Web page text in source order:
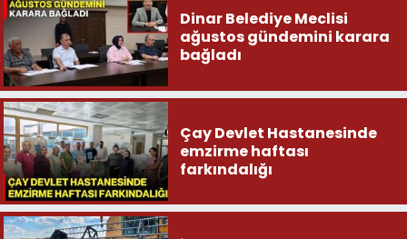
Dinar Belediye Meclisi
ağustos gündemini karara
bağladı
Çay Devlet Hastanesinde
emzirme haftası
farkındalığı